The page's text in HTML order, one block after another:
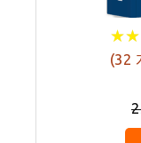
★★
★★
(32